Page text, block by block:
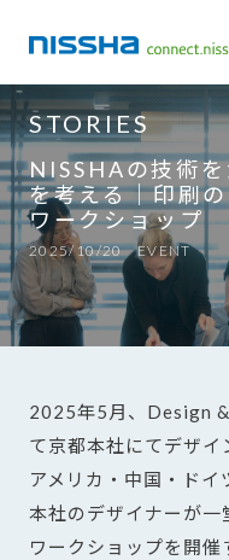
TOP STORIES
STORIES
NISSHAの技術
を考える｜印刷
ワークショップ
2025/10/20 EVENT
2025年5月、Design
て京都本社にてデザ
アメリカ・中国・ド
本社のデザイナーが一
ワークショップを開